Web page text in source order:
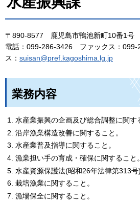
〒890-8577 鹿児島市鴨池新町10番1号
電話：099-286-3426
フ ァックス：099-
ス： suisan@pref.kagoshima.lg.jp
業務内容
水産業振興の企画及び総合調整に関す
沿岸漁業構造改善に関すること。
水産業普及指導に関すること。
漁業担い手の育成・確保に関すること。
水産資源保護法(昭和26年法律第313号
栽培漁業に関すること。
漁場保全に関すること。